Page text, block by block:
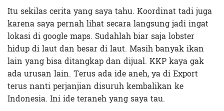
Itu sekilas cerita yang saya tahu. Koordinat tadi juga
karena saya pernah lihat secara langsung jadi ingat
lokasi di google maps. Sudahlah biar saja lobster
hidup di laut dan besar di laut. Masih banyak ikan
lain yang bisa ditangkap dan dijual. KKP kaya gak
ada urusan lain. Terus ada ide aneh, ya di Export
terus nanti perjanjian disuruh kembalikan ke
Indonesia. Ini ide teraneh yang saya tau.